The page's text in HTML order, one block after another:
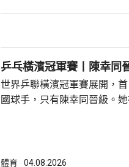
乒乓橫濱冠軍賽丨陳幸同
世界乒聯橫濱冠軍賽展開，
國球手，只有陳幸同晉級。
牙的格拉爾多；周啟豪面對頭
體育 04.08.2026